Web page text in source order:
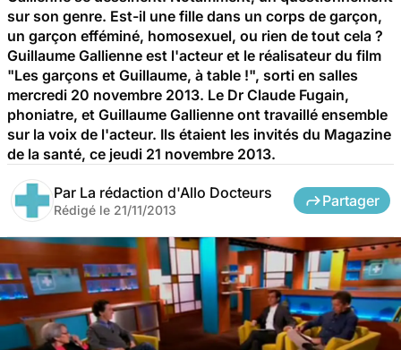
sur son genre. Est-il une fille dans un corps de garçon,
un garçon efféminé, homosexuel, ou rien de tout cela ?
Guillaume Gallienne est l'acteur et le réalisateur du film
"Les garçons et Guillaume, à table !", sorti en salles
mercredi 20 novembre 2013. Le Dr Claude Fugain,
phoniatre, et Guillaume Gallienne ont travaillé ensemble
sur la voix de l'acteur. Ils étaient les invités du Magazine
de la santé, ce jeudi 21 novembre 2013.
Par La rédaction d'Allo Docteurs
Rédigé le 21/11/2013
Partager